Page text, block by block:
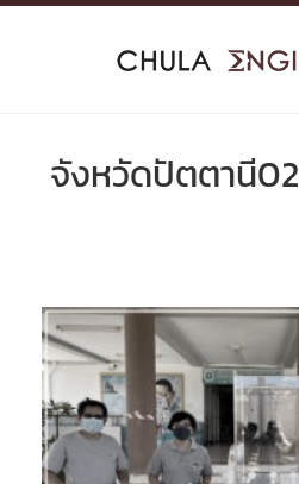
Skip
จังหวัดปัตตานี02